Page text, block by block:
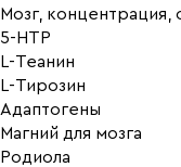
Мозг, концентрация,
5-HTP
L-Теанин
L-Тирозин
Адаптогены
Магний для мозга
Родиола